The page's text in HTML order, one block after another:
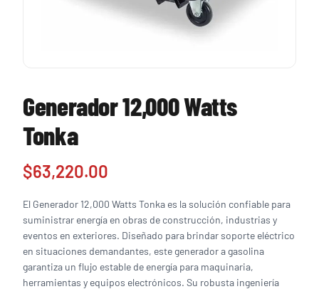
Generador 12,000 Watts
Tonka
$63,220.00
El Generador 12,000 Watts Tonka es la solución confiable para
suministrar energía en obras de construcción, industrias y
eventos en exteriores. Diseñado para brindar soporte eléctrico
en situaciones demandantes, este generador a gasolina
garantiza un flujo estable de energía para maquinaria,
herramientas y equipos electrónicos. Su robusta ingeniería